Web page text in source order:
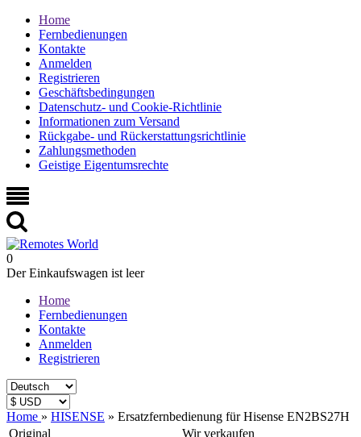
Home
Fernbedienungen
Kontakte
Anmelden
Registrieren
Geschäftsbedingungen
Datenschutz- und Cookie-Richtlinie
Informationen zum Versand
Rückgabe- und Rückerstattungsrichtlinie
Zahlungsmethoden
Geistige Eigentumsrechte
0
Der Einkaufswagen ist leer
Home
Fernbedienungen
Kontakte
Anmelden
Registrieren
Home » HISENSE » Ersatzfernbedienung für Hisense EN2BS27H
Original
Wir verkaufen